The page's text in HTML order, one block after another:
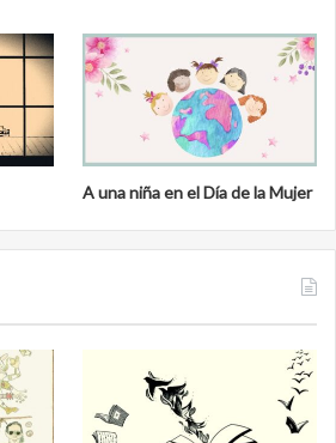
A una niña en el Día de la Mujer